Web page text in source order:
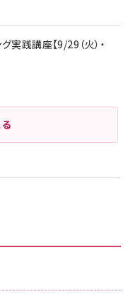
践講座【9/29（火）・